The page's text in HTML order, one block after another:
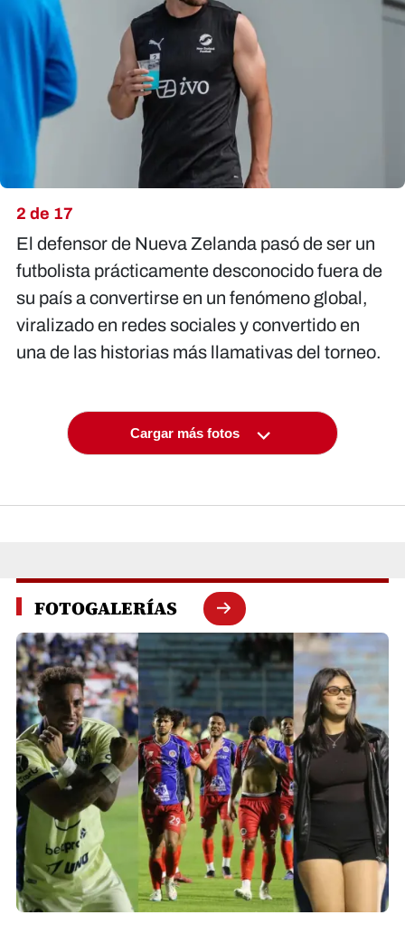
2 de 17
El defensor de Nueva Zelanda pasó de ser un
futbolista prácticamente desconocido fuera de
su país a convertirse en un fenómeno global,
viralizado en redes sociales y convertido en
una de las historias más llamativas del torneo.
Cargar más fotos
FOTOGALERÍAS